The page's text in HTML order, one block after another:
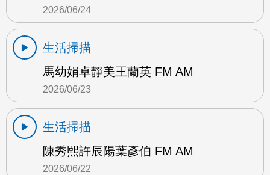
2026/06/24
生活掃描
馬幼娟卓靜美王蘭英 FM AM
2026/06/23
生活掃描
陳秀熙許辰陽葉彥伯 FM AM
2026/06/22